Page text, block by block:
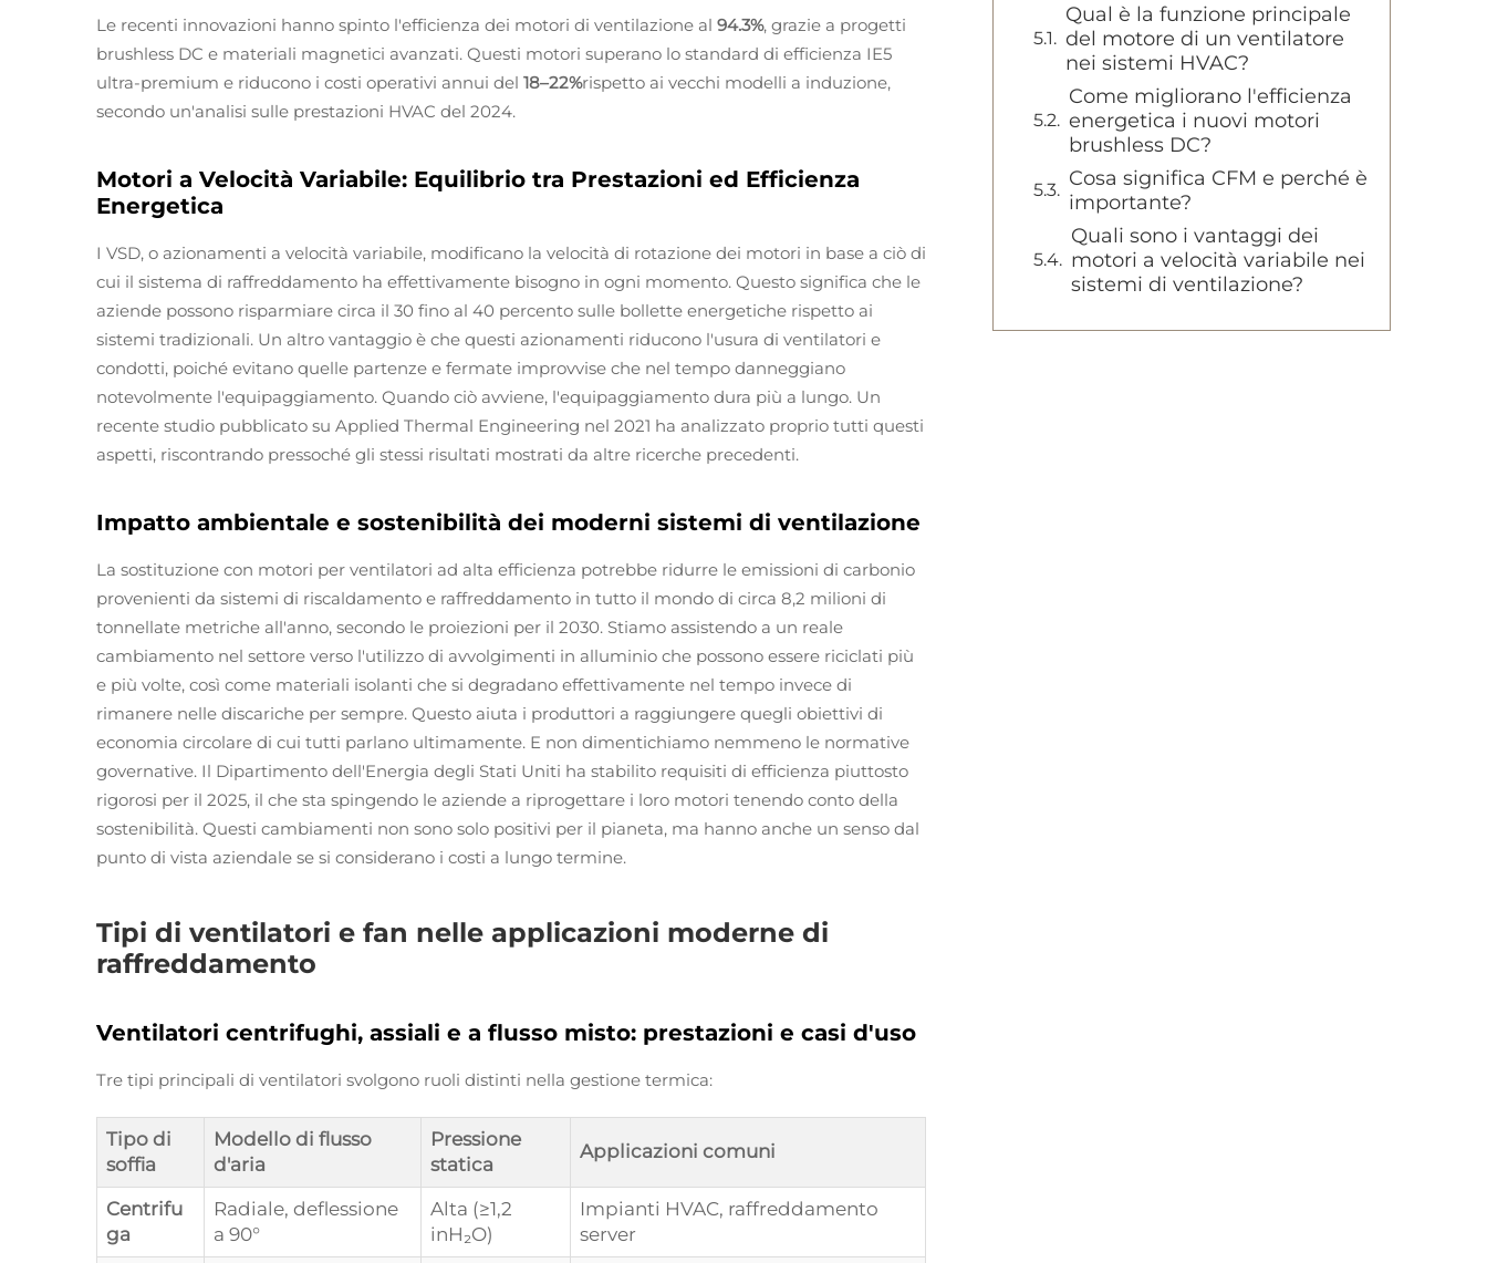
Le recenti innovazioni hanno spinto l'efficienza dei motori di ventilazione al 94.3%, grazie a progetti
brushless DC e materiali magnetici avanzati. Questi motori superano lo standard di efficienza IE5
ultra-premium e riducono i costi operativi annui del 18–22%rispetto ai vecchi modelli a induzione,
secondo un'analisi sulle prestazioni HVAC del 2024.
Motori a Velocità Variabile: Equilibrio tra Prestazioni ed Efficienza
Energetica
I VSD, o azionamenti a velocità variabile, modificano la velocità di rotazione dei motori in base a ciò di
cui il sistema di raffreddamento ha effettivamente bisogno in ogni momento. Questo significa che le
aziende possono risparmiare circa il 30 fino al 40 percento sulle bollette energetiche rispetto ai
sistemi tradizionali. Un altro vantaggio è che questi azionamenti riducono l'usura di ventilatori e
condotti, poiché evitano quelle partenze e fermate improvvise che nel tempo danneggiano
notevolmente l'equipaggiamento. Quando ciò avviene, l'equipaggiamento dura più a lungo. Un
recente studio pubblicato su Applied Thermal Engineering nel 2021 ha analizzato proprio tutti questi
aspetti, riscontrando pressoché gli stessi risultati mostrati da altre ricerche precedenti.
Impatto ambientale e sostenibilità dei moderni sistemi di ventilazione
La sostituzione con motori per ventilatori ad alta efficienza potrebbe ridurre le emissioni di carbonio
provenienti da sistemi di riscaldamento e raffreddamento in tutto il mondo di circa 8,2 milioni di
tonnellate metriche all'anno, secondo le proiezioni per il 2030. Stiamo assistendo a un reale
cambiamento nel settore verso l'utilizzo di avvolgimenti in alluminio che possono essere riciclati più
e più volte, così come materiali isolanti che si degradano effettivamente nel tempo invece di
rimanere nelle discariche per sempre. Questo aiuta i produttori a raggiungere quegli obiettivi di
economia circolare di cui tutti parlano ultimamente. E non dimentichiamo nemmeno le normative
governative. Il Dipartimento dell'Energia degli Stati Uniti ha stabilito requisiti di efficienza piuttosto
rigorosi per il 2025, il che sta spingendo le aziende a riprogettare i loro motori tenendo conto della
sostenibilità. Questi cambiamenti non sono solo positivi per il pianeta, ma hanno anche un senso dal
punto di vista aziendale se si considerano i costi a lungo termine.
Tipi di ventilatori e fan nelle applicazioni moderne di
raffreddamento
Ventilatori centrifughi, assiali e a flusso misto: prestazioni e casi d'uso
Tre tipi principali di ventilatori svolgono ruoli distinti nella gestione termica:
Tipo di
soffia
Modello di flusso
d'aria
Pressione
statica
Applicazioni comuni
Centrifu
ga
Radiale, deflessione
a 90°
Alta (≥1,2
inH₂O)
Impianti HVAC, raffreddamento
server
Qual è la funzione principale
del motore di un ventilatore
nei sistemi HVAC?
Come migliorano l'efficienza
energetica i nuovi motori
brushless DC?
Cosa significa CFM e perché è
importante?
Quali sono i vantaggi dei
motori a velocità variabile nei
sistemi di ventilazione?